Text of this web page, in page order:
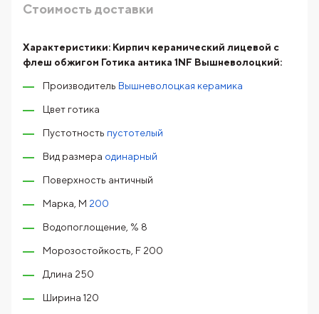
Стоимость доставки
Характеристики: Кирпич керамический лицевой с
флеш обжигом Готика антика 1NF Вышневолоцкий:
Производитель Вышневолоцкая керамика
Цвет готика
Пустотность пустотелый
Вид размера одинарный
Поверхность античный
Марка, М 200
Водопоглощение, % 8
Морозостойкость, F 200
Длина 250
Ширина 120